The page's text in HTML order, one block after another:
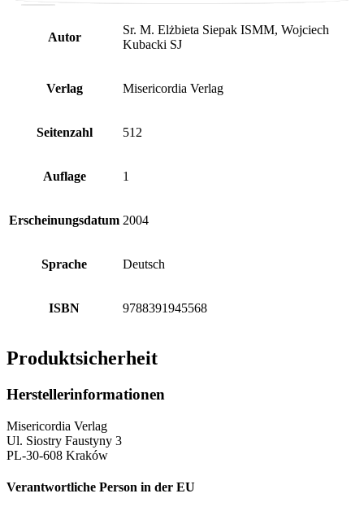
Autor
Sr. M. Elżbieta Siepak ISMM, Wojciech
Kubacki SJ
Verlag Misericordia Verlag
Seitenzahl 512
Auflage 1
Erscheinungsdatum 2004
Sprache Deutsch
ISBN 9788391945568
Produktsicherheit
Herstellerinformationen
Misericordia Verlag
Ul. Siostry Faustyny 3
PL-30-608 Kraków
Verantwortliche Person in der EU